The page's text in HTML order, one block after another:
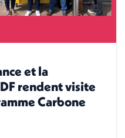
et la
rendent visite
Carbone